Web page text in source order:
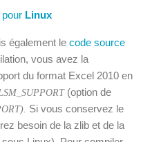
Linux
également le code source
vous avez la
du format Excel 2010 en
(option de
Si vous conservez le
besoin de la zlib et de la